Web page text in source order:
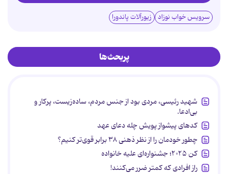
سرویس خواب نوزاد زیورآلات پاندورا
پربحث‌ها
شهید رئیسی، مردی بود از جنس مردم، ساده‌زیست، پرکار و
بی‌ادعا.
کدهای پیشواز پویش چله دعای عهد
چطور خودمان را از نظر ذهنی ۳۸ برابر قوی‌تر کنیم؟
کن ۲۰۲۵؛ جشنواره‌ای علیه خانواده
راز افرادی که کمتر ضرر می‌کنند!